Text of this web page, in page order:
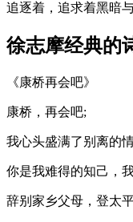
追逐着，追求着黑暗
徐志摩经典的
《康桥再会吧》
康桥，再会吧;
我心头盛满了别离的情
你是我难得的知己，
辞别家乡父母，登太